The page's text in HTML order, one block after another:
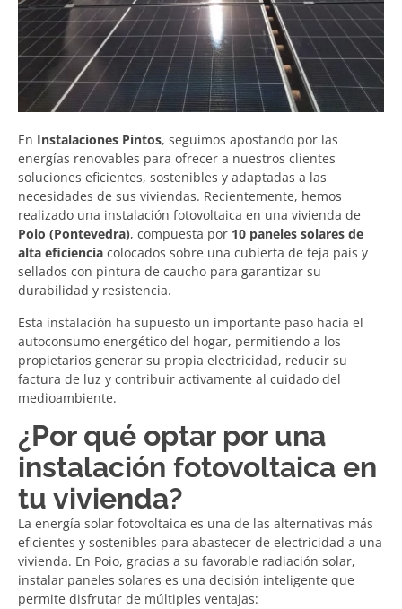
En Instalaciones Pintos, seguimos apostando por las
energías renovables para ofrecer a nuestros clientes
soluciones eficientes, sostenibles y adaptadas a las
necesidades de sus viviendas. Recientemente, hemos
realizado una instalación fotovoltaica en una vivienda de
Poio (Pontevedra), compuesta por 10 paneles solares de
alta eficiencia colocados sobre una cubierta de teja país y
sellados con pintura de caucho para garantizar su
durabilidad y resistencia.
Esta instalación ha supuesto un importante paso hacia el
autoconsumo energético del hogar, permitiendo a los
propietarios generar su propia electricidad, reducir su
factura de luz y contribuir activamente al cuidado del
medioambiente.
¿Por qué optar por una
instalación fotovoltaica en
tu vivienda?
La energía solar fotovoltaica es una de las alternativas más
eficientes y sostenibles para abastecer de electricidad a una
vivienda. En Poio, gracias a su favorable radiación solar,
instalar paneles solares es una decisión inteligente que
permite disfrutar de múltiples ventajas: